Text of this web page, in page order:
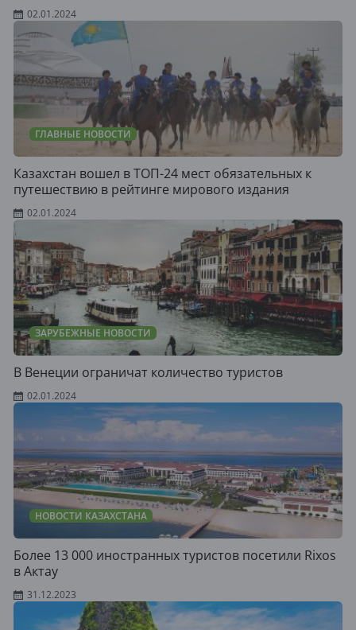
02.01.2024
ГЛАВНЫЕ НОВОСТИ
Казахстан вошел в ТОП-24 мест обязательных к
путешествию в рейтинге мирового издания
02.01.2024
ЗАРУБЕЖНЫЕ НОВОСТИ
В Венеции ограничат количество туристов
02.01.2024
НОВОСТИ КАЗАХСТАНА
Более 13 000 иностранных туристов посетили Rixos
в Актау
31.12.2023